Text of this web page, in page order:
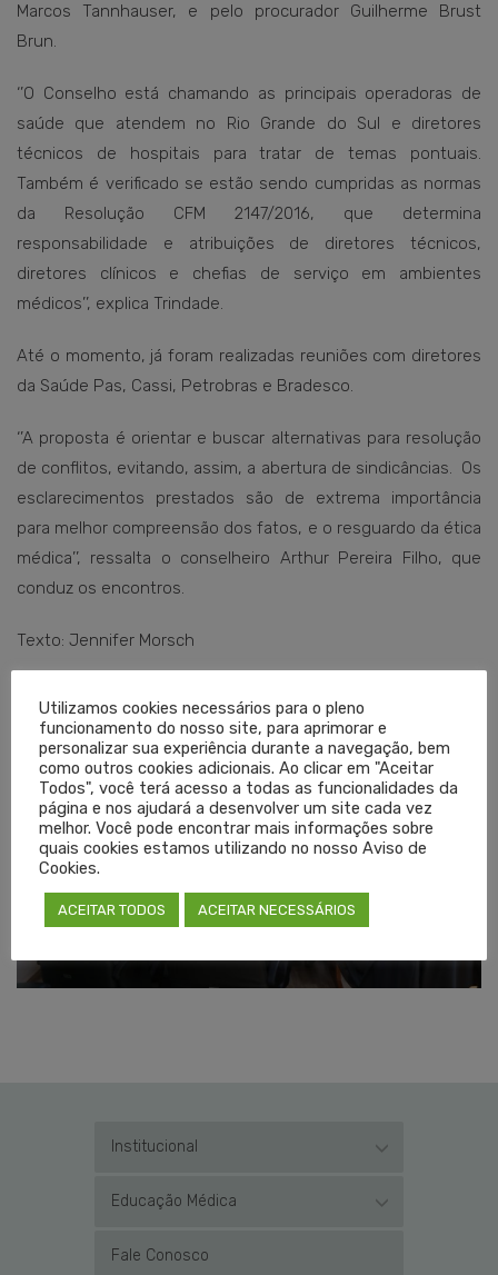
Marcos Tannhauser, e pelo procurador Guilherme Brust
Brun.
‘’O Conselho está chamando as principais operadoras de
saúde que atendem no Rio Grande do Sul e diretores
técnicos de hospitais para tratar de temas pontuais.
Também é verificado se estão sendo cumpridas as normas
da Resolução CFM 2147/2016, que determina
responsabilidade e atribuições de diretores técnicos,
diretores clínicos e chefias de serviço em ambientes
médicos’’, explica Trindade.
Até o momento, já foram realizadas reuniões com diretores
da Saúde Pas, Cassi, Petrobras e Bradesco.
‘’A proposta é orientar e buscar alternativas para resolução
de conflitos, evitando, assim, a abertura de sindicâncias. Os
esclarecimentos prestados são de extrema importância
para melhor compreensão dos fatos, e o resguardo da ética
médica’’, ressalta o conselheiro Arthur Pereira Filho, que
conduz os encontros.
Texto: Jennifer Morsch
Institucional
Educação Médica
Fale Conosco
Utilizamos cookies necessários para o pleno
funcionamento do nosso site, para aprimorar e
personalizar sua experiência durante a navegação, bem
como outros cookies adicionais. Ao clicar em "Aceitar
Todos", você terá acesso a todas as funcionalidades da
página e nos ajudará a desenvolver um site cada vez
melhor. Você pode encontrar mais informações sobre
quais cookies estamos utilizando no nosso Aviso de
Cookies.
ACEITAR TODOS ACEITAR NECESSÁRIOS